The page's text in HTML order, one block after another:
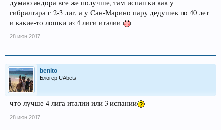
думаю андора все же получше, там испашки как у
гибралтара с 2-3 лиг, а у Сан-Марино пару дедушек по 40 лет
и какие-то лошки из 4 лиги италии
28 июн 2017
benito
Блогер UAbets
что лучше 4 лига италии или 3 испании
28 июн 2017